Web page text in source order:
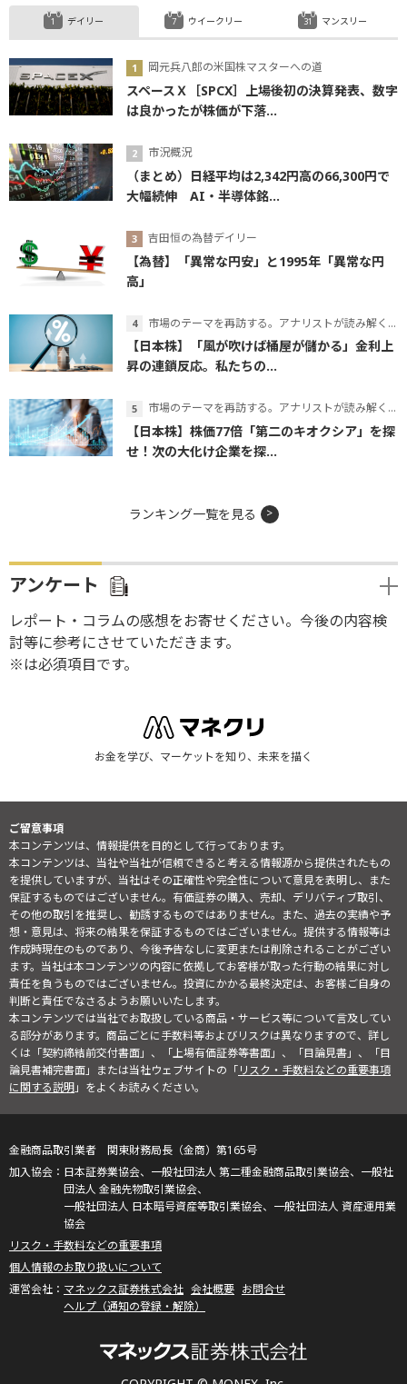
デイリー
岡元兵八郎の米国株マスターへの道
スペースＸ［SPCX］上場後初の決算発表、数字
は良かったが株価が下落...
市況概況
（まとめ）日経平均は2,342円高の66,300円で
大幅続伸 AI・半導体銘...
吉田恒の為替デイリー
【為替】「異常な円安」と1995年「異常な円
高」
市場のテーマを再訪する。アナリストが読み解くテーマの本質
【日本株】「風が吹けば桶屋が儲かる」金利上
昇の連鎖反応。私たちの...
市場のテーマを再訪する。アナリストが読み解くテーマの本質
【日本株】株価77倍「第二のキオクシア」を探
せ！次の大化け企業を探...
ウイークリー マンスリー
ランキング一覧を見る
アンケート
レポート・コラムの感想をお寄せください。今後の内容検
討等に参考にさせていただきます。
※は必須項目です。
お金を学び、マーケットを知り、未来を描く
ご留意事項
本コンテンツは、情報提供を目的として行っております。
本コンテンツは、当社や当社が信頼できると考える情報源から提供されたもの
を提供していますが、当社はその正確性や完全性について意見を表明し、また
保証するものではございません。有価証券の購入、売却、デリバティブ取引、
その他の取引を推奨し、勧誘するものではありません。また、過去の実績や予
想・意見は、将来の結果を保証するものではございません。提供する情報等は
作成時現在のものであり、今後予告なしに変更または削除されることがござい
ます。当社は本コンテンツの内容に依拠してお客様が取った行動の結果に対し
責任を負うものではございません。投資にかかる最終決定は、お客様ご自身の
判断と責任でなさるようお願いいたします。
本コンテンツでは当社でお取扱している商品・サービス等について言及してい
る部分があります。商品ごとに手数料等およびリスクは異なりますので、詳し
くは「契約締結前交付書面」、「上場有価証券等書面」、「目論見書」、「目
論見書補完書面」または当社ウェブサイトの「リスク・手数料などの重要事項
に関する説明」をよくお読みください。
金融商品取引業者 関東財務局長（金商）第165号
日本証券業協会、一般社団法人 第二種金融商品取引業協会、一般社
団法人 金融先物取引業協会、
一般社団法人 日本暗号資産等取引業協会、一般社団法人 資産運用業
協会
リスク・手数料などの重要事項
個人情報のお取り扱いについて
マネックス証券株式会社 会社概要 お問合せ
ヘルプ（通知の登録・解除）